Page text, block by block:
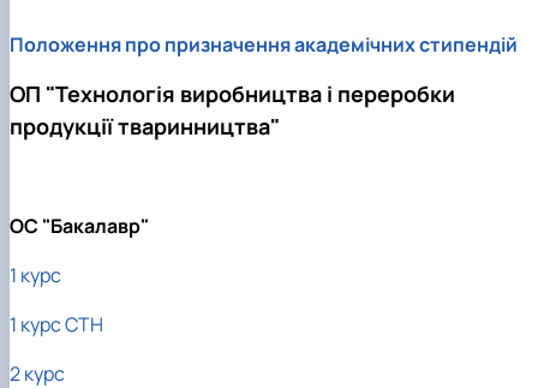
Положення про призначення академічних стипендій
ОП "Технологія виробництва і переробки
продукції тваринництва"
ОС "Бакалавр"
1 курс
1 курс СТН
2 курс